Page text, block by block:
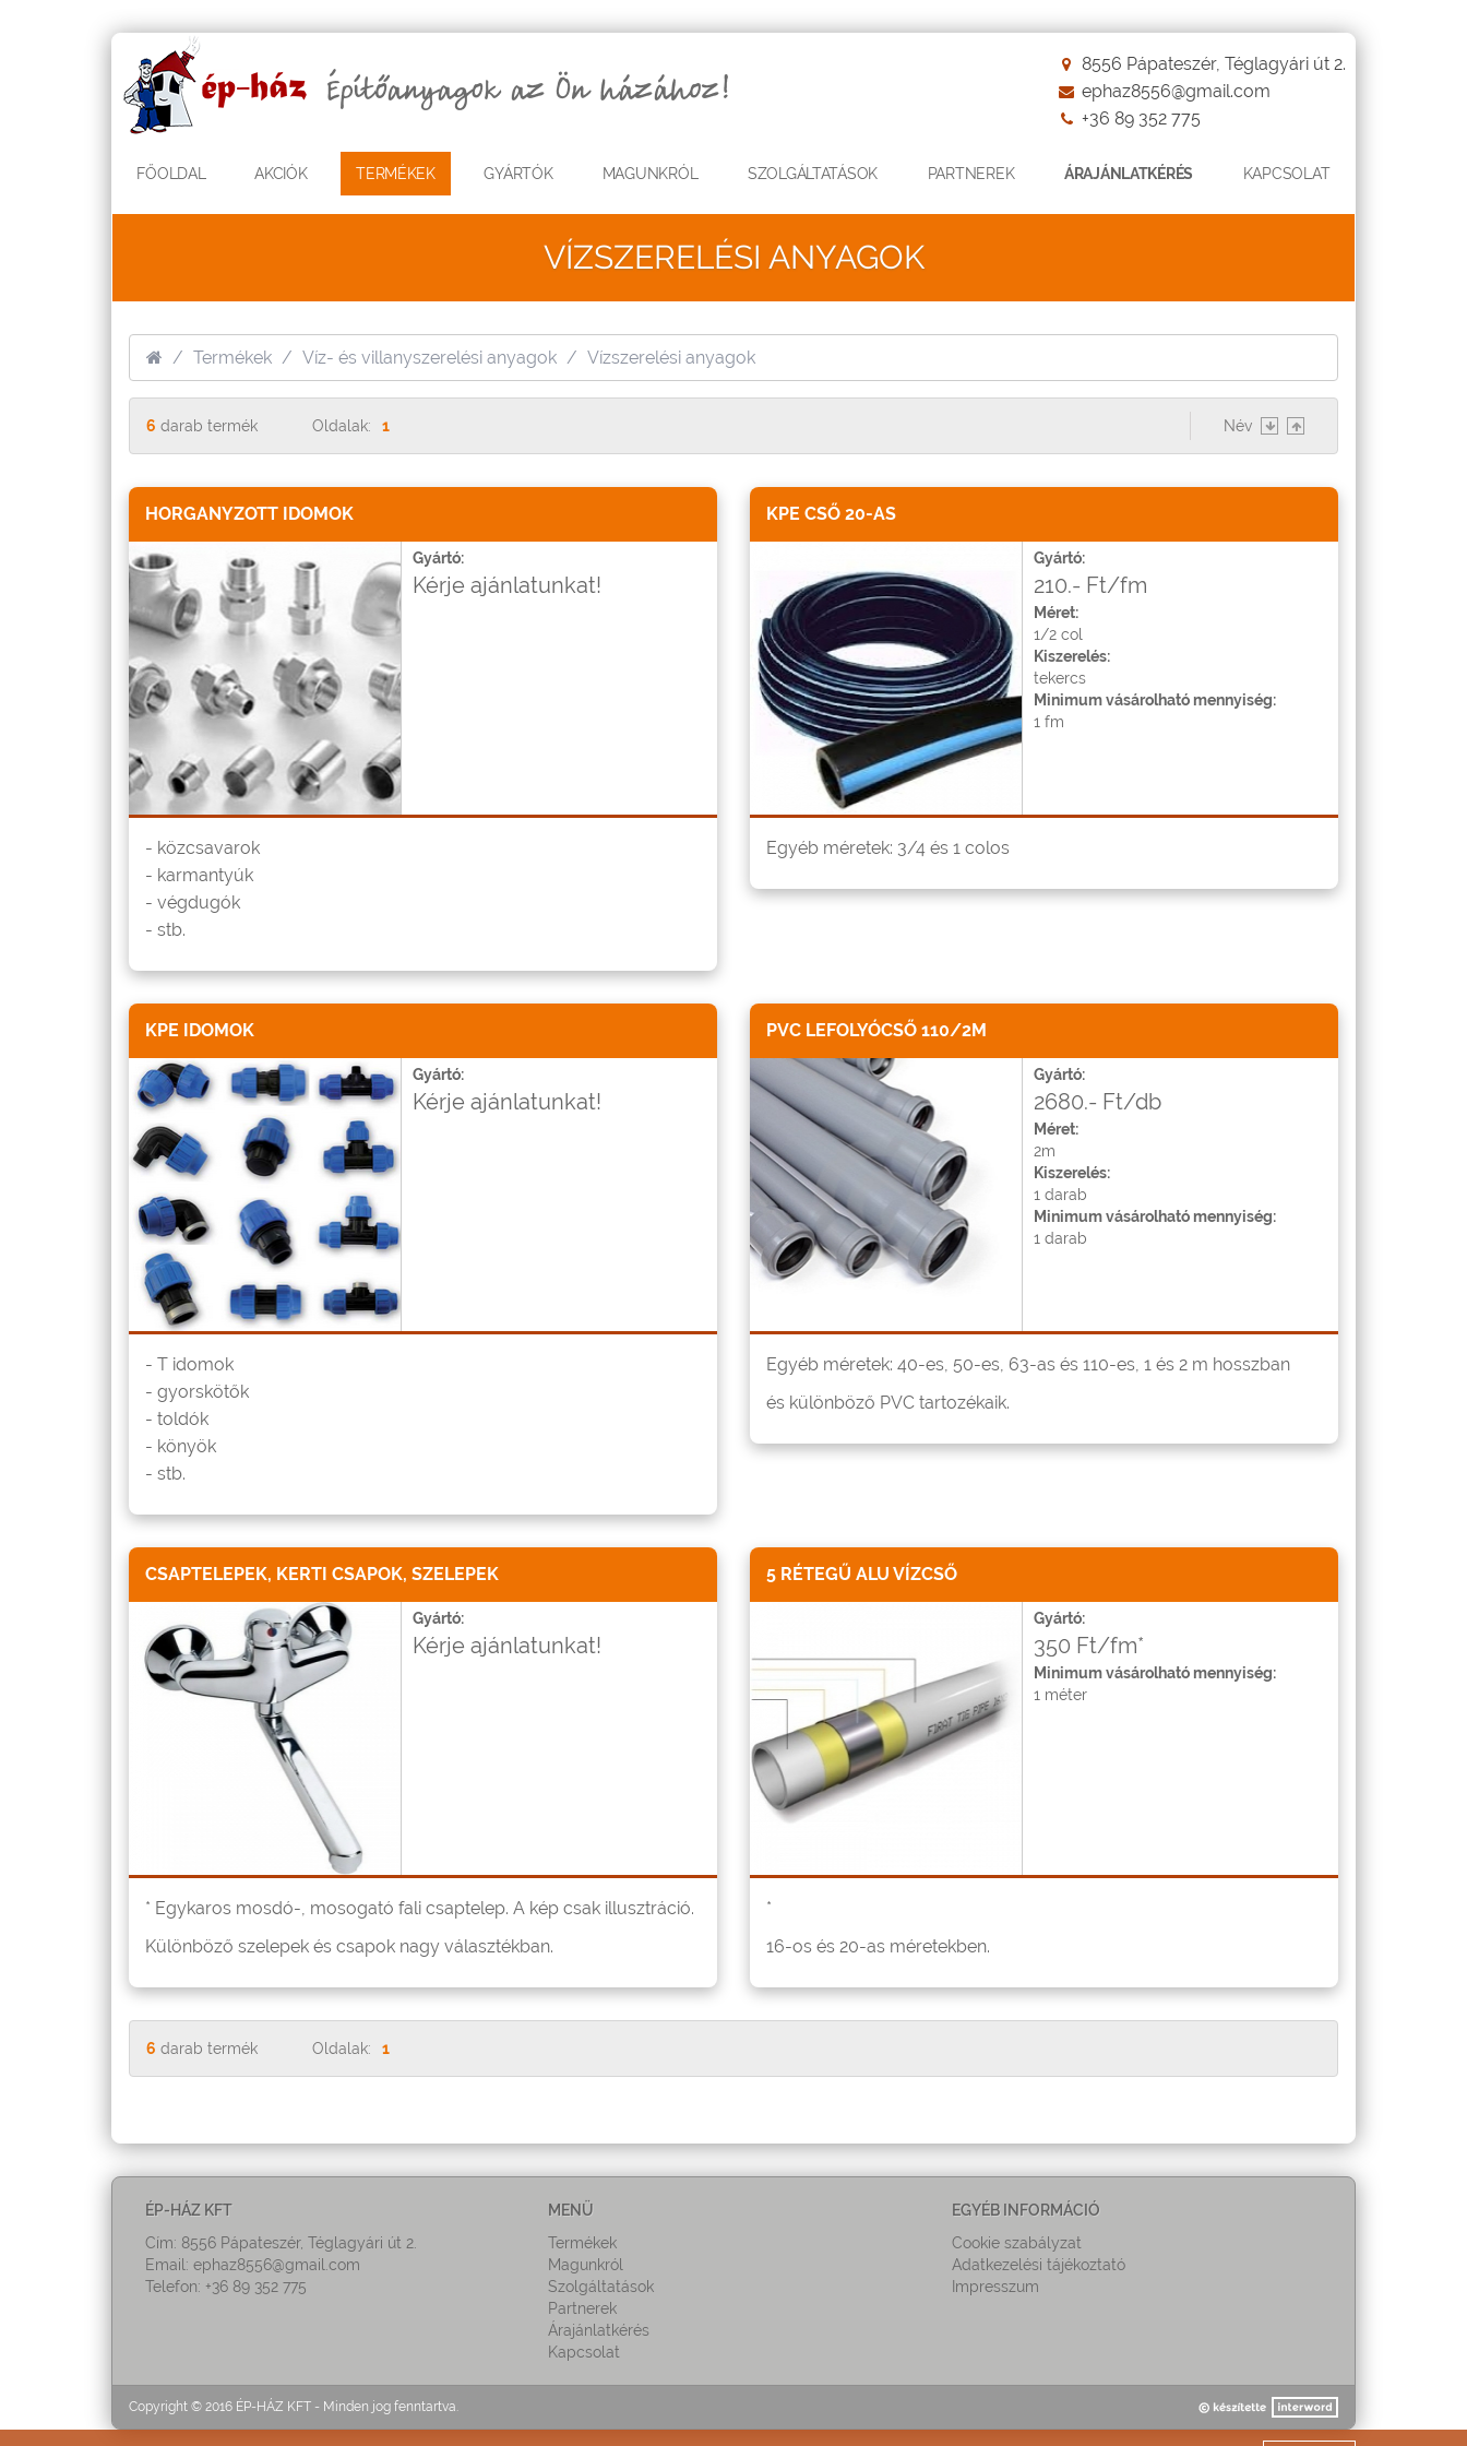
8556 Pápateszér, Téglagyári út 2.
ephaz8556@gmail.com
+36 89 352 775
FŐOLDAL AKCIÓK TERMÉKEK GYÁRTÓK MAGUNKRÓL SZOLGÁLTATÁSOK PARTNEREK ÁRAJÁNLATKÉRÉS KAPCSOLAT
VÍZSZERELÉSI ANYAGOK
Termékek Víz- és villanyszerelési anyagok Vízszerelési anyagok
6 darab termék Oldalak: 1 Név
HORGANYZOTT IDOMOK
Gyártó:
Kérje ajánlatunkat!
- közcsavarok
- karmantyúk
- végdugók
- stb.
KPE CSŐ 20-AS
Gyártó:
210.- Ft/fm
Méret:
1/2 col
Kiszerelés:
tekercs
Minimum vásárolható mennyiség:
1 fm
Egyéb méretek: 3/4 és 1 colos
KPE IDOMOK
Gyártó:
Kérje ajánlatunkat!
- T idomok
- gyorskötők
- toldók
- könyök
- stb.
PVC LEFOLYÓCSŐ 110/2M
Gyártó:
2680.- Ft/db
Méret:
2m
Kiszerelés:
1 darab
Minimum vásárolható mennyiség:
1 darab
Egyéb méretek: 40-es, 50-es, 63-as és 110-es, 1 és 2 m hosszban
és különböző PVC tartozékaik.
CSAPTELEPEK, KERTI CSAPOK, SZELEPEK
Gyártó:
Kérje ajánlatunkat!
* Egykaros mosdó-, mosogató fali csaptelep. A kép csak illusztráció.
Különböző szelepek és csapok nagy választékban.
5 RÉTEGŰ ALU VÍZCSŐ
Gyártó:
350 Ft/fm*
Minimum vásárolható mennyiség:
1 méter
*
16-os és 20-as méretekben.
6 darab termék Oldalak: 1
ÉP-HÁZ KFT
Cím: 8556 Pápateszér, Téglagyári út 2.
Email: ephaz8556@gmail.com
Telefon: +36 89 352 775
MENÜ
Termékek
Magunkról
Szolgáltatások
Partnerek
Árajánlatkérés
Kapcsolat
EGYÉB INFORMÁCIÓ
Cookie szabályzat
Adatkezelési tájékoztató
Impresszum
Copyright © 2016 ÉP-HÁZ KFT - Minden jog fenntartva.